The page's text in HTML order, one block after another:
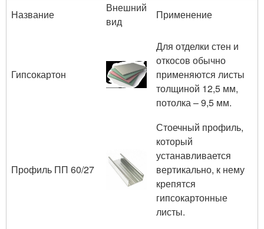
Название
Внешний
вид
Применение
Гипсокартон
Для отделки стен и
откосов обычно
применяются листы
толщиной 12,5 мм,
потолка – 9,5 мм.
Профиль ПП 60/27
Стоечный профиль,
который
устанавливается
вертикально, к нему
крепятся
гипсокартонные
листы.